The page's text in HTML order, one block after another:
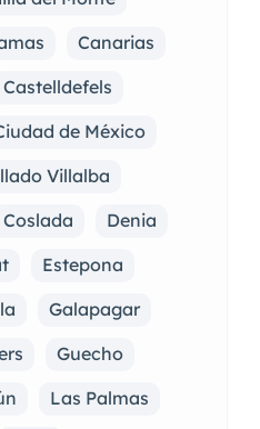
Canarias
Castelldefels
de México
Villalba
Coslada
Denia
Estepona
Galapagar
Guecho
Las Palmas